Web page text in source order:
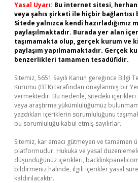
Yasal Uyarı: Bu internet sitesi,
veya şahıs şirketi ile hiçbir
Sitede yalnızca kendi hazırladığımız
paylaşılmaktadır. Burada yer alan
taşımamakta olup, gerçek kurum ve
paylaşım yapılmamaktadır. Gerçek
benzerlikleri tamamen tesadüfidir.
Sitemiz, 5651 Sayılı Kanun gereğince Bilgi
Kurumu (BTK) tarafından onaylanmış bir
vermektedir. Bu nedenle, sitedeki
veya araştırma yükümlülüğümüz
yazdıkları içeriklerin sorumluluğunu
bu sorumluluğu kabul etmiş sayılırlar.
Sitemiz, kar amacı gütmeyen ve tamamen
platformudur. Hukuka ve yasal
düşündüğünüz içerikleri,
bildirmeniz halinde, ilgili içerikler yasal
kaldırılacaktır.